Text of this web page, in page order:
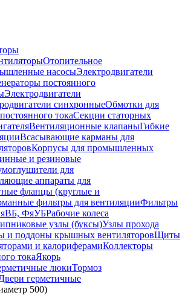
Отопительное
насосыЭлектродвигатели
постоянного
Электродвигатели
синхронныеОбмотки для
токаСекции статорных
Вентиляционные клапаныГибкие
Всасывающие карманы для
Корпусы для промышленных
и резиновые
для
аппараты для
фланцы (круглые и
фильтры для вентиляцииФильтры
ФяУБРабочие колеса
узлы (буксы)Узлы прохода
и поддоны крышных вентиляторовЩиты
и калориферамиКоллекторы
токаЯкорь
люкиТормоз
герметичные
500)